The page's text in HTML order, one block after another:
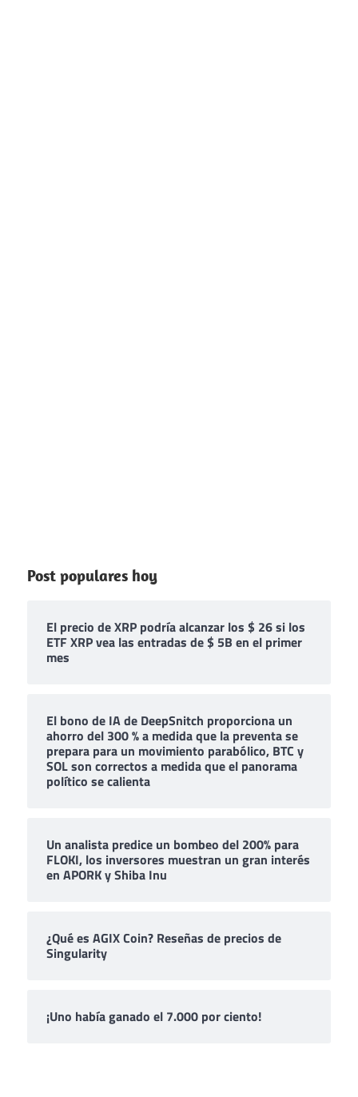
Post populares hoy
El precio de XRP podría alcanzar los $ 26 si los
ETF XRP vea las entradas de $ 5B en el primer
mes
El bono de IA de DeepSnitch proporciona un
ahorro del 300 % a medida que la preventa se
prepara para un movimiento parabólico, BTC y
SOL son correctos a medida que el panorama
político se calienta
Un analista predice un bombeo del 200% para
FLOKI, los inversores muestran un gran interés
en APORK y Shiba Inu
¿Qué es AGIX Coin? Reseñas de precios de
Singularity
¡Uno había ganado el 7.000 por ciento!